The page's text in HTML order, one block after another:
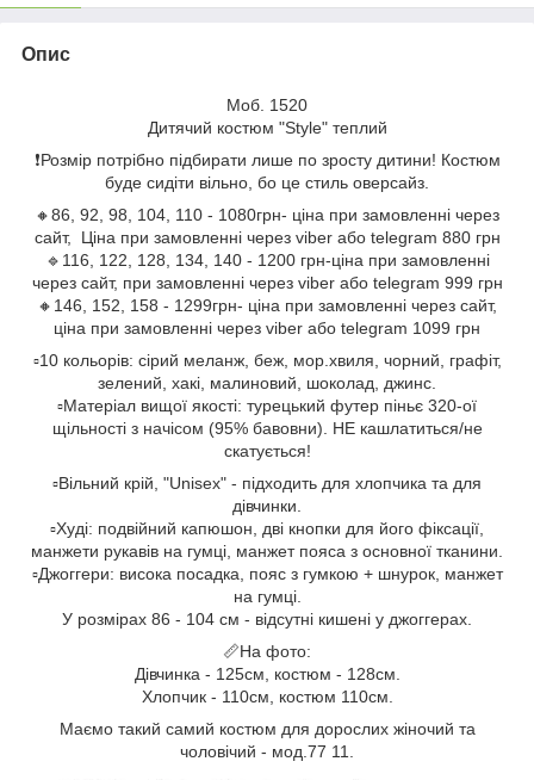
Опис
Моб. 1520
Дитячий костюм "Style" теплий
❗️Розмір потрібно підбирати лише по зросту дитини! Костюм
буде сидіти вільно, бо це стиль оверсайз.
🔸86, 92, 98, 104, 110 - 1080грн- ціна при замовленні через
сайт, Ціна при замовленні через viber або telegram 880 грн
🔹116, 122, 128, 134, 140 - 1200 грн-ціна при замовленні
через сайт, при замовленні через viber або telegram 999 грн
🔸146, 152, 158 - 1299грн- ціна при замовленні через сайт,
ціна при замовленні через viber або telegram 1099 грн
▫️10 кольорів: сірий меланж, беж, мор.хвиля, чорний, графіт,
зелений, хакі, малиновий, шоколад, джинс.
▫️Матеріал вищої якості: турецький футер піньє 320-ої
щільності з начісом (95% бавовни). НЕ кашлатиться/не
скатується!
▫️Вільний крій, "Unisex" - підходить для хлопчика та для
дівчинки.
▫️Худі: подвійний капюшон, дві кнопки для його фіксації,
манжети рукавів на гумці, манжет пояса з основної тканини.
▫️Джоггери: висока посадка, пояс з гумкою + шнурок, манжет
на гумці.
У розмірах 86 - 104 см - відсутні кишені у джоггерах.
📏На фото:
Дівчинка - 125см, костюм - 128см.
Хлопчик - 110см, костюм 110см.
Маємо такий самий костюм для дорослих жіночий та
чоловічий - мод.77 11.